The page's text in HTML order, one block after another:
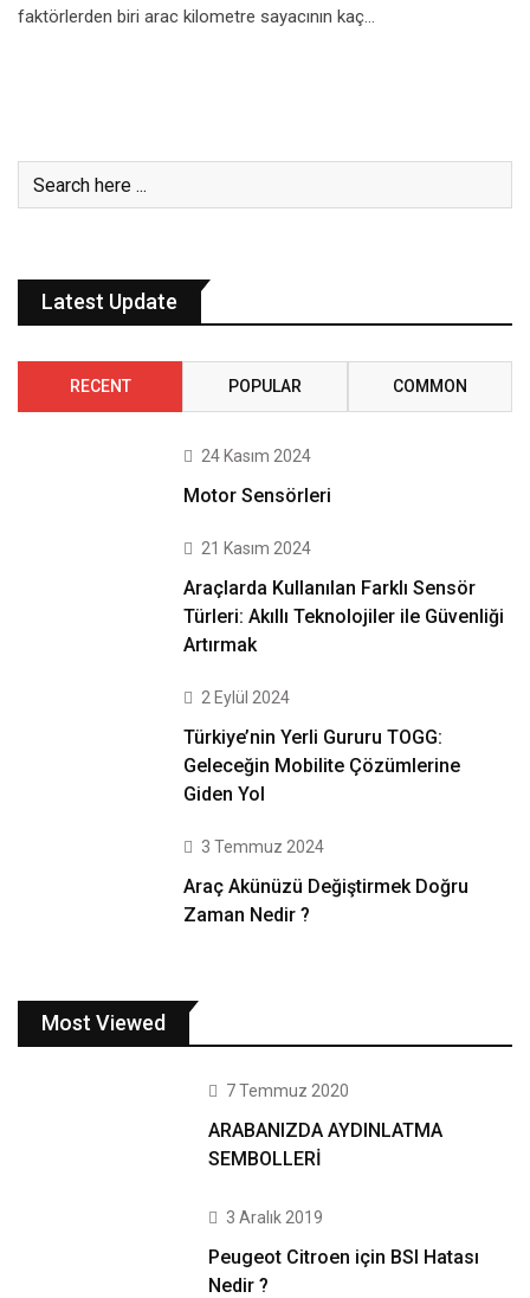
faktörlerden biri arac kilometre sayacının kaç…
Latest Update
RECENT POPULAR COMMON
24 Kasım 2024
Motor Sensörleri
21 Kasım 2024
Araçlarda Kullanılan Farklı Sensör
Türleri: Akıllı Teknolojiler ile Güvenliği
Artırmak
2 Eylül 2024
Türkiye’nin Yerli Gururu TOGG:
Geleceğin Mobilite Çözümlerine
Giden Yol
3 Temmuz 2024
Araç Akünüzü Değiştirmek Doğru
Zaman Nedir ?
Most Viewed
7 Temmuz 2020
ARABANIZDA AYDINLATMA
SEMBOLLERİ
3 Aralık 2019
Peugeot Citroen için BSI Hatası
Nedir ?